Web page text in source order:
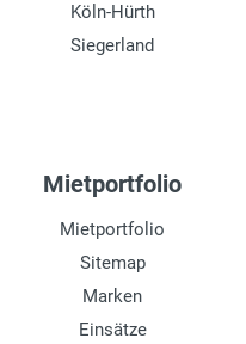
Köln-Hürth
Siegerland
Mietportfolio
Mietportfolio
Sitemap
Marken
Einsätze